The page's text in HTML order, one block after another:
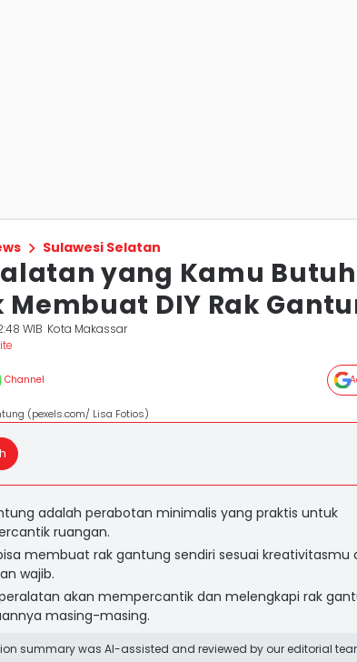
Sulawesi Selatan
yang Kamu
DIY Rak
WIB Kota Makassar
Channel
(pexels.com/ Lisa Fotios)
adalah perabotan minimalis yang praktis untuk
ruangan.
membuat rak gantung sendiri sesuai kreativitasmu
wajib.
akan mempercantik dan melengkapi rak
masing-masing.
summary was AI-assisted and reviewed by our editorial